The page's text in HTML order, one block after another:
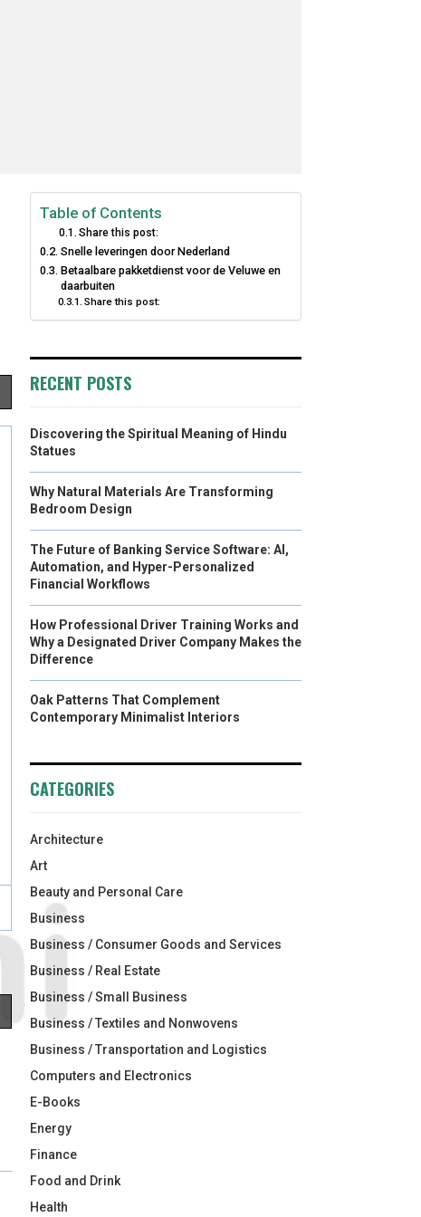
Table of Contents
Share this post:
Snelle leveringen door Nederland
Betaalbare pakketdienst voor de Veluwe en
daarbuiten
Share this post:
RECENT POSTS
Discovering the Spiritual Meaning of Hindu
Statues
Why Natural Materials Are Transforming
Bedroom Design
The Future of Banking Service Software: AI,
Automation, and Hyper-Personalized
Financial Workflows
How Professional Driver Training Works and
Why a Designated Driver Company Makes the
Difference
Oak Patterns That Complement
Contemporary Minimalist Interiors
CATEGORIES
Architecture
Art
Beauty and Personal Care
Business
Business / Consumer Goods and Services
Business / Real Estate
Business / Small Business
Business / Textiles and Nonwovens
Business / Transportation and Logistics
Computers and Electronics
E-Books
Energy
Finance
Food and Drink
Health